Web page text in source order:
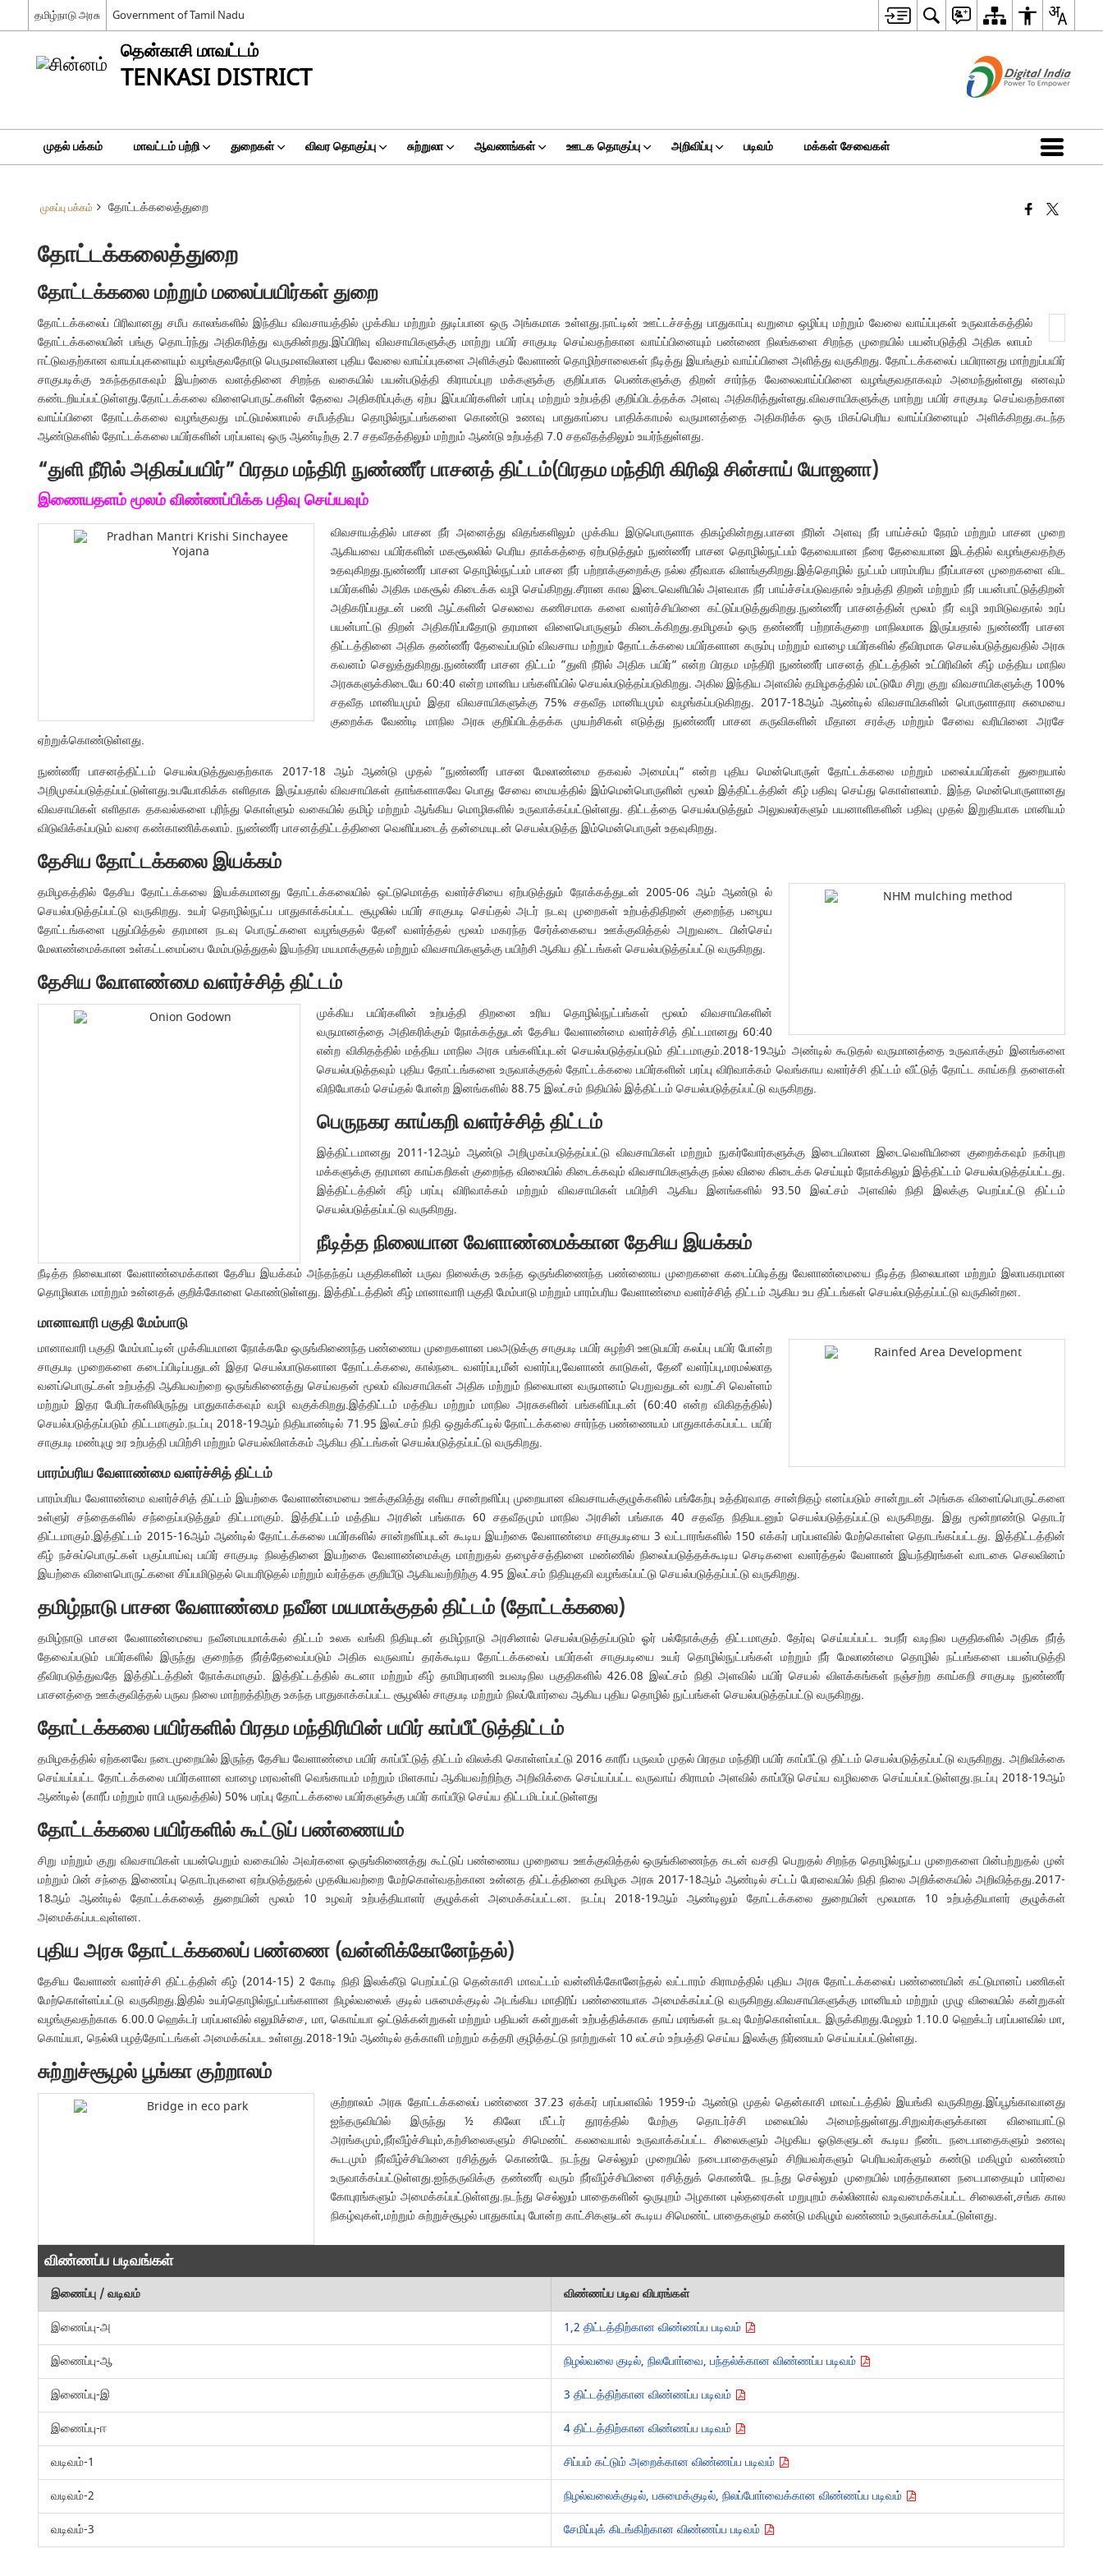
தமிழ்நாடு அரசு Government of Tamil Nadu
தென்காசி மாவட்டம்
TENKASI DISTRICT
முதல் பக்கம் மாவட்டம் பற்றி துறைகள் விவர தொகுப்பு சுற்றுலா ஆவணங்கள் ஊடக தொகுப்பு அறிவிப்பு படிவம் மக்கள் சேவைகள்
முகப்பு பக்கம் தோட்டக்கலைத்துறை
தோட்டக்கலைத்துறை
தோட்டக்கலை மற்றும் மலைப்பயிர்கள் துறை
தோட்டக்கலைப் பிரிவானது சமீப காலங்களில் இந்திய விவசாயத்தில் முக்கிய மற்றும் துடிப்பான ஒரு அங்கமாக உள்ளது.நாட்டின் ஊட்டச்சத்து பாதுகாப்பு வறுமை ஒழிப்பு மற்றும் வேலை வாய்ப்புகள் உருவாக்கத்தில்
தோட்டக்கலையின் பங்கு தொடர்ந்து அதிகரித்து வருகின்றது.இப்பிரிவு விவசாயிகளுக்கு மாற்று பயிர் சாகுபடி செய்வதற்கான வாய்ப்பினையும் பண்ணை நிலங்களை சிறந்த முறையில் பயன்படுத்தி அதிக லாபம்
ஈட்டுவதற்கான வாயப்புகளையும் வழங்குவதோடு பெருமளவிலான புதிய வேலை வாய்ப்புகளை அளிக்கும் வேளாண் தொழிற்சாலைகள் நீடித்து இயங்கும் வாய்ப்பினை அளித்து வருகிறது. தோட்டக்கலைப் பயிரானது மாற்றுப்பயிர்
சாகுபடிக்கு உகந்ததாகவும் இயற்கை வளத்தினை சிறந்த வகையில் பயன்படுத்தி கிராமப்புற மக்களுக்கு குறிப்பாக பெண்களுக்கு திறன் சார்ந்த வேலைவாய்ப்பினை வழங்குவதாகவும் அமைந்துள்ளது எனவும்
கண்டறியப்பட்டுள்ளது.தோட்டக்கலை விளைபொருட்களின் தேவை அதிகரிப்புக்கு ஏற்ப இப்பயிர்களின் பரப்பு மற்றும் உற்பத்தி குறிப்பிடத்தக்க அளவு அதிகரித்துள்ளது.விவசாயிகளுக்கு மாற்று பயிர் சாகுபடி செய்வதற்கான
வாய்ப்பினை தோட்டக்கலை வழங்குவது மட்டுமல்லாமல் சமீபத்திய தொழில்நுட்பங்களை கொண்டு உணவு பாதுகாப்பை பாதிக்காமல் வருமானத்தை அதிகரிக்க ஒரு மிகப்பெரிய வாய்ப்பினையும் அளிக்கிறது.கடந்த
ஆண்டுகளில் தோட்டக்கலை பயிர்களின் பரப்பளவு ஒரு ஆண்டிற்கு 2.7 சதவீதத்திலும் மற்றும் ஆண்டு உற்பத்தி 7.0 சதவீதத்திலும் உயர்ந்துள்ளது.
“துளி நீரில் அதிகப்பயிர்” பிரதம மந்திரி நுண்ணீர் பாசனத் திட்டம்(பிரதம மந்திரி கிரிஷி சின்சாய் யோஜனா)
இணையதளம் மூலம் விண்ணப்பிக்க பதிவு செய்யவும்
விவசாயத்தில் பாசன நீர் அனைத்து விதங்களிலும் முக்கிய இடுபொருளாக திகழ்கின்றது.பாசன நீரின் அளவு நீர் பாய்ச்சும் நேரம் மற்றும் பாசன முறை
ஆகியவை பயிர்களின் மகசூலலில் பெரிய தாக்கத்தை ஏற்படுத்தும் நுண்ணீர் பாசன தொழில்நுட்பம் தேவையான நீரை தேவையான இடத்தில் வழங்குவதற்கு
உதவுகிறது.நுண்ணீர் பாசன தொழில்நுட்பம் பாசன நீர் பற்றாக்குறைக்கு நல்ல தீர்வாக விளங்குகிறது.இத்தொழில் நுட்பம் பாரம்பரிய நீர்ப்பாசன முறைகளை விட
பயிர்களில் அதிக மகசூல் கிடைக்க வழி செய்கிறது.சீரான கால இடைவெளியில் அளவாக நீர் பாய்ச்சப்படுவதால் உற்பத்தி திறன் மற்றும் நீர் பயன்பாட்டுத்திறன்
அதிகரிப்பதுடன் பணி ஆட்களின் செலவை கணிசமாக களை வளர்ச்சியினை கட்டுப்படுத்துகிறது.நுண்ணீர் பாசனத்தின் மூலம் நீர் வழி உரமிடுவதால் உரப்
பயன்பாட்டு திறன் அதிகரிப்பதோடு தரமான விளைபொருளும் கிடைக்கிறது.தமிழகம் ஒரு தண்ணீர் பற்றாக்குறை மாநிலமாக இருப்பதால் நுண்ணீர் பாசன
திட்டத்தினை அதிக தண்ணீர் தேவைப்படும் விவசாய மற்றும் தோட்டக்கலை பயிர்களான கரும்பு மற்றும் வாழை பயிர்களில் தீவிரமாக செயல்படுத்துவதில் அரசு
கவனம் செலுத்துகிறது.நுண்ணீர் பாசன திட்டம் ”துளி நீரில் அதிக பயிர்” என்ற பிரதம மந்திரி நுண்ணீர் பாசனத் திட்டத்தின் உட்பிரிவின் கீழ் மத்திய மாநில
அரசுகளுக்கிடையே 60:40 என்ற மானிய பங்களிப்பில் செயல்படுத்தப்படுகிறது. அகில இந்திய அளவில் தமிழகத்தில் மட்டுமே சிறு குறு விவசாயிகளுக்கு 100%
சதவீத மானியமும் இதர விவசாயிகளுக்கு 75% சதவீத மானியமும் வழங்கப்படுகிறது. 2017-18ஆம் ஆண்டில் விவசாயிகளின் பொருளாதார சுமையை
குறைக்க வேண்டி மாநில அரசு குறிப்பிடத்தக்க முயற்சிகள் எடுத்து நுண்ணீர் பாசன கருவிகளின் மீதான சரக்கு மற்றும் சேவை வரியினை அரசே
ஏற்றுக்கொண்டுள்ளது.
நுண்ணீர் பாசனத்திட்டம் செயல்படுத்துவதற்காக 2017-18 ஆம் ஆண்டு முதல் ”நுண்ணீர் பாசன மேலாண்மை தகவல் அமைப்பு“ என்ற புதிய மென்பொருள் தோட்டக்கலை மற்றும் மலைப்பயிர்கள் துறையால்
அறிமுகப்படுத்தப்பட்டுள்ளது.உபயோகிக்க எளிதாக இருப்பதால் விவசாயிகள் தாங்களாகவே பொது சேவை மையத்தில் இம்மென்பொருளின் மூலம் இத்திட்டத்தின் கீழ் பதிவு செய்து கொள்ளலாம். இந்த மென்பொருளானது
விவசாயிகள் எளிதாக தகவல்களை புரிந்து கொள்ளும் வகையில் தமிழ் மற்றும் ஆங்கிய மொழிகளில் உருவாக்கப்பட்டுள்ளது. திட்டத்தை செயல்படுத்தும் அலுவலர்களும் பயனாளிகளின் பதிவு முதல் இறுதியாக மானியம்
விடுவிக்கப்படும் வரை கண்காணிக்கலாம். நுண்ணீர் பாசனத்திட்டத்தினை வெளிப்படைத் தன்மையுடன் செயல்படுத்த இம்மென்பொருள் உதவுகிறது.
தேசிய தோட்டக்கலை இயக்கம்
தமிழகத்தில் தேசிய தோட்டக்கலை இயக்கமானது தோட்டக்கலையில் ஒட்டுமொத்த வளர்ச்சியை ஏற்படுத்தும் நோக்கத்துடன் 2005-06 ஆம் ஆண்டு ல்
செயல்படுத்தப்பட்டு வருகிறது. உயர் தொழில்நுட்ப பாதுகாக்கப்பட்ட சூழலில் பயிர் சாகுபடி செய்தல் அடர் நடவு முறைகள் உற்பத்திதிறன் குறைந்த பழைய
தோட்டங்களை புதுப்பித்தல் தரமான நடவு பொருட்களை வழங்குதல் தேனீ வளர்த்தல் மூலம் மகரந்த சேர்க்கையை ஊக்குவித்தல் அறுவடை பின்செய்
மேலாண்மைக்கான உள்கட்டமைப்பை மேம்படுத்துதல் இயந்திர மயமாக்குதல் மற்றும் விவசாயிகளுக்கு பயிற்சி ஆகிய திட்டங்கள் செயல்படுத்தப்பட்டு வருகிறது.
தேசிய வோளண்மை வளர்ச்சித் திட்டம்
முக்கிய பயிர்களின் உற்பத்தி திறனை உரிய தொழில்நுட்பங்கள் மூலம் விவசாயிகளின்
வருமானத்தை அதிகரிக்கும் நோக்கத்துடன் தேசிய வேளாண்மை வளர்ச்சித் திட்டமானது 60:40
என்ற விகிதத்தில் மத்திய மாநில அரசு பங்களிப்புடன் செயல்படுத்தப்படும் திட்டமாகும்.2018-19ஆம் அண்டில் கூடுதல் வருமானத்தை உருவாக்கும் இனங்களை
செயல்படுத்தவும் புதிய தோட்டங்களை உருவாக்குதல் தோட்டக்கலை பயிர்களின் பரப்பு விரிவாக்கம் வெங்காய வளர்ச்சி திட்டம் வீட்டுத் தோட்ட காய்கறி தளைகள்
விநியோகம் செய்தல் போன்ற இனங்களில் 88.75 இலட்சம் நிதியில் இத்திட்டம் செயல்படுத்தப்பட்டு வருகிறது.
பெருநகர காய்கறி வளர்ச்சித் திட்டம்
இத்திட்டமானது 2011-12ஆம் ஆண்டு அறிமுகப்படுத்தப்பட்டு விவசாயிகள் மற்றும் நுகர்வோர்களுக்கு இடையிலான இடைவெளியினை குறைக்கவும் நகர்புற
மக்களுக்கு தரமான காய்கறிகள் குறைந்த விலையில் கிடைக்கவும் விவசாயிகளுக்கு நல்ல விலை கிடைக்க செய்யும் நோக்கிலும் இத்திட்டம் செயல்படுத்தப்பட்டது.
இத்திட்டத்தின் கீழ் பரப்பு விரிவாக்கம் மற்றும் விவசாயிகள் பயிற்சி ஆகிய இனங்களில் 93.50 இலட்சம் அளவில் நிதி இலக்கு பெறப்பட்டு திட்டம்
செயல்படுத்தப்பட்டு வருகிறது.
நீடித்த நிலையான வேளாண்மைக்கான தேசிய இயக்கம்
நீடித்த நிலையான வேளாண்மைக்கான தேசிய இயக்கம் அந்தந்தப் பகுதிகளின் பருவ நிலைக்கு உகந்த ஒருங்கிணைந்த பண்ணைய முறைகளை கடைப்பிடித்து வேளாண்மையை நீடித்த நிலையான மற்றும் இலாபகரமான
தொழிலாக மாற்றும் உன்னதக் குறிக்கோளை கொண்டுள்ளது. இத்திட்டத்தின் கீழ் மானாவாரி பகுதி மேம்பாடு மற்றும் பாரம்பரிய வேளாண்மை வளர்ச்சித் திட்டம் ஆகிய உப திட்டங்கள் செயல்படுத்தப்பட்டு வருகின்றன.
மானாவாரி பகுதி மேம்பாடு
மானாவாரி பகுதி மேம்பாட்டின் முக்கியமான நோக்கமே ஒருங்கிணைந்த பண்ணைய முறைகளான பலஅடுக்கு சாகுபடி பயிர் சுழற்சி ஊடுபயிர் கலப்பு பயிர் போன்ற
சாகுபடி முறைகளை கடைப்பிடிப்பதுடன் இதர செயல்பாடுகளான தோட்டக்கலை, கால்நடை வளர்ப்பு,மீன் வளர்ப்பு,வேளாண் காடுகள், தேனீ வளர்ப்பு,மரமல்லாத
வனப்பொருட்கள் உற்பத்தி ஆகியவற்றை ஒருங்கிணைத்து செய்வதன் மூலம் விவசாயிகள் அதிக மற்றும் நிலையான வருமானம் பெறுவதுடன் வறட்சி வெள்ளம்
மற்றும் இதர பேரிடர்களிலிருந்து பாதுகாக்கவும் வழி வகுக்கிறது.இத்திட்டம் மத்திய மற்றும் மாநில அரசுகளின் பங்களிப்புடன் (60:40 என்ற விகிதத்தில்)
செயல்படுத்தப்படும் திட்டமாகும்.நடப்பு 2018-19ஆம் நிதியாண்டில் 71.95 இலட்சம் நிதி ஒதுக்கீட்டில் தோட்டக்கலை சார்ந்த பண்ணையம் பாதுகாக்கப்பட்ட பயிர்
சாகுபடி மண்புழு உர உற்பத்தி பயிற்சி மற்றும் செயல்விளக்கம் ஆகிய திட்டங்கள் செயல்படுத்தப்பட்டு வருகிறது.
பாரம்பரிய வேளாண்மை வளர்ச்சித் திட்டம்
பாரம்பரிய வேளாண்மை வளர்ச்சித் திட்டம் இயற்கை வேளாண்மையை ஊக்குவித்து எளிய சான்றளிப்பு முறையான விவசாயக்குழுக்களில் பங்கேற்பு உத்திரவாத சான்றிதழ் எனப்படும் சான்றுடன் அங்கக விளைப்பொருட்களை
உள்ளுர் சந்தைகளில் சந்தைப்படுத்தும் திட்டமாகும். இத்திட்டம் மத்திய அரசின் பங்காக 60 சதவீதமும் மாநில அரசின் பங்காக 40 சதவீத நிதியடனும் செயல்படுத்தப்பட்டு வருகிறது. இது மூன்றாண்டு தொடர்
திட்டமாகும்.இத்திட்டம் 2015-16ஆம் ஆண்டில் தோட்டக்கலை பயிர்களில் சான்றளிப்புடன் கூடிய இயற்கை வேளாண்மை சாகுபடியை 3 வட்டாரங்களில் 150 எக்கர் பரப்பளவில் மேற்கொள்ள தொடங்கப்பட்டது. இத்திட்டத்தின்
கீழ் நச்சுப்பொருட்கள் பகுப்பாய்வு பயிர் சாகுபடி நிலத்தினை இயற்கை வேளாண்மைக்கு மாற்றுதல் தழைச்சத்தினை மண்ணில் நிலைப்படுத்தக்கூடிய செடிகளை வளர்த்தல் வேளாண் இயந்திரங்கள் வாடகை செலவினம்
இயற்கை விளைபொருட்களை சிப்பமிடுதல் பெயரிடுதல் மற்றும் வர்த்தக குறியீடு ஆகியவற்றிற்கு 4.95 இலட்சம் நிதியுதவி வழங்கப்பட்டு செயல்படுத்தப்பட்டு வருகிறது.
தமிழ்நாடு பாசன வேளாண்மை நவீன மயமாக்குதல் திட்டம் (தோட்டக்கலை)
தமிழ்நாடு பாசன வேளாண்மையை நவீனமயமாக்கல் திட்டம் உலக வங்கி நிதியுடன் தமிழ்நாடு அரசினால் செயல்படுத்தப்படும் ஓர் பல்நோக்குத் திட்டமாகும். தேர்வு செய்யப்பட்ட உபநீர் வடிநில பகுதிகளில் அதிக நீர்த்
தேவைப்படும் பயிர்களில் இருந்து குறைந்த நீர்த்தேவைப்படும் அதிக வருவாய் தரக்கூடிய தோட்டக்கலைப் பயிர்கள் சாகுபடியை உயர் தொழில்நுட்பங்கள் மற்றும் நீர் மேலாண்மை தொழில் நட்பங்களை பயன்படுத்தி
தீவிரபடுத்துவதே இத்திட்டத்தின் நோக்கமாகும். இத்திட்டத்தில் கடனா மற்றும் கீழ் தாமிரபரணி உபவடிநில பகுதிகளில் 426.08 இலட்சம் நிதி அளவில் பயிர் செயல் விளக்கங்கள் நஞ்சற்ற காய்கறி சாகுபடி நுண்ணீர்
பாசனத்தை ஊக்குவித்தல் பருவ நிலை மாற்றத்திற்கு உகந்த பாதுகாக்கப்பட்ட சூழலில் சாகுபடி மற்றும் நிலப்போர்வை ஆகிய புதிய தொழில் நுட்பங்கள் செயல்படுத்தப்பட்டு வருகிறது.
தோட்டக்கலை பயிர்களில் பிரதம மந்திரியின் பயிர் காப்பீட்டுத்திட்டம்
தமிழகத்தில் ஏற்கனவே நடைமுறையில் இருந்த தேசிய வேளாண்மை பயிர் காப்பீட்டுத் திட்டம் விலக்கி கொள்ளப்பட்டு 2016 காரீப் பருவம் முதல் பிரதம மந்திரி பயிர் காப்பீட்டு திட்டம் செயல்படுத்தப்பட்டு வருகிறது. அறிவிக்கை
செய்யப்பட்ட தோட்டக்கலை பயிர்களான வாழை மரவள்ளி வெங்காயம் மற்றும் மிளகாய் ஆகியவற்றிற்கு அறிவிக்கை செய்யப்பட்ட வருவாய் கிராமம் அளவில் காப்பீடு செய்ய வழிவகை செய்யப்பட்டுள்ளது.நடப்பு 2018-19ஆம்
ஆண்டில் (காரீப் மற்றும் ராபி பருவத்தில்) 50% பரப்பு தோட்டக்கலை பயிர்களுக்கு பயிர் காப்பீடு செய்ய திட்டமிடப்பட்டுள்ளது
தோட்டக்கலை பயிர்களில் கூட்டுப் பண்ணையம்
சிறு மற்றும் குறு விவசாயிகள் பயன்பெறும் வகையில் அவர்களை ஒருங்கிணைத்து கூட்டுப் பண்ணைய முறையை ஊக்குவித்தல் ஒருங்கிணைந்த கடன் வசதி பெறுதல் சிறந்த தொழில்நுட்ப முறைகளை பின்பற்றுதல் முன்
மற்றும் பின் சந்தை இணைப்பு தொடர்புகளை ஏற்படுத்துதல் முதலியவற்றை மேற்கொள்வதற்கான உன்னத திட்டத்தினை தமிழக அரசு 2017-18ஆம் ஆண்டில் சட்டப் பேரவையில் நிதி நிலை அறிக்கையில் அறிவித்தது.2017-
18ஆம் ஆண்டில் தோட்டக்கலைத் துறையின் மூலம் 10 உழவர் உற்பத்தியாளர் குழுக்கள் அமைக்கப்பட்டன. நடப்பு 2018-19ஆம் ஆண்டிலும் தோட்டக்கலை துறையின் மூலமாக 10 உற்பத்தியாளர் குழுக்கள்
அமைக்கப்படவுள்ளன.
புதிய அரசு தோட்டக்கலைப் பண்ணை (வன்னிக்கோனேந்தல்)
தேசிய வேளாண் வளர்ச்சி திட்டத்தின் கீழ் (2014-15) 2 கோடி நிதி இலக்கீடு பெறப்பட்டு தென்காசி மாவட்டம் வன்னிக்கோனேந்தல் வட்டாரம் கிராமத்தில் புதிய அரசு தோட்டக்கலைப் பண்ணையின் கட்டுமானப் பணிகள்
மேற்கொள்ளப்பட்டு வருகிறது.இதில் உயர்தொழில்நுட்பங்களான நிழல்வலைக் குடில் பசுமைக்குடில் அடங்கிய மாதிரிப் பண்ணையாக அமைக்கப்பட்டு வருகிறது.விவசாயிகளுக்கு மானியம் மற்றும் முழு விலையில் கன்றுகள்
வழங்குவதற்காக 6.00.0 ஹெக்டர் பரப்பளவில் எலுமிச்சை, மா, கொய்யா ஒட்டுக்கன்றுகள் மற்றும் பதியன் கன்றுகள் உற்பத்திக்காக தாய் மரங்கள் நடவு மேற்கொள்ளப்பட இருக்கிறது.மேலும் 1.10.0 ஹெக்டர் பரப்பளவில் மா,
கொய்யா, நெல்லி பழத்தோட்டங்கள் அமைக்கப்பட உள்ளது.2018-19ம் ஆண்டில் தக்காளி மற்றும் கத்தரி குழித்தட்டு நாற்றுகள் 10 லட்சம் உற்பத்தி செய்ய இலக்கு நிர்ணயம் செய்யப்பட்டுள்ளது.
சுற்றுச்சூழல் பூங்கா குற்றாலம்
குற்றாலம் அரசு தோட்டக்கலைப் பண்ணை 37.23 ஏக்கர் பரப்பளவில் 1959-ம் ஆண்டு முதல் தென்காசி மாவட்டத்தில் இயங்கி வருகிறது.இப்பூங்காவானது
ஐந்தருவியில் இருந்து ½ கிலோ மீட்டர் தூரத்தில் மேற்கு தொடர்ச்சி மலையில் அமைந்துள்ளது.சிறுவர்களுக்கான விளையாட்டு
அரங்கமும்,நீர்வீழ்ச்சியும்,கற்சிலைகளும் சிமெண்ட் கலவையால் உருவாக்கப்பட்ட சிலைகளும் அழகிய ஓடுகளுடன் கூடிய நீண்ட நடைபாதைகளும் உணவு
கூடமும் நீர்வீழ்ச்சியினை ரசித்துக் கொண்டே நடந்து செல்லும் முறையில் நடைபாதைகளும் சிறியவர்களும் பெரியவர்களும் கண்டு மகிழும் வண்ணம்
உருவாக்கப்பட்டுள்ளது.ஐந்தருவிக்கு தண்ணீர் வரும் நீர்வீழ்ச்சியினை ரசித்துக் கொண்டே நடந்து செல்லும் முறையில் மரத்தாலான நடைபாதையும் பார்வை
கோபுரங்களும் அமைக்கப்பட்டுள்ளது.நடந்து செல்லும் பாதைகளின் ஒருபுறம் அழகான புல்தரைகள் மறுபுறம் கல்லினால் வடிவமைக்கப்பட்ட சிலைகள்,சங்க கால
நிகழ்வுகள்,மற்றும் சுற்றுச்சூழல் பாதுகாப்பு போன்ற காட்சிகளுடன் கூடிய சிமெண்ட் பாதைகளும் கண்டு மகிழும் வண்ணம் உருவாக்கப்பட்டுள்ளது.
விண்ணப்ப படிவங்கள்
இணைப்பு / வடிவம்
விண்ணப்ப படிவ விபரங்கள்
இணைப்பு-அ
1,2 திட்டத்திற்கான விண்ணப்ப படிவம்
இணைப்பு-ஆ
நிழல்வலை குடில், நிலபோா்வை, பந்தல்க்கான விண்ணப்ப படிவம்
இணைப்பு-இ
3 திட்டத்திற்கான விண்ணப்ப படிவம்
இணைப்பு-ஈ
4 திட்டத்திற்கான விண்ணப்ப படிவம்
வடிவம்-1
சிப்பம் கட்டும் அறைக்கான விண்ணப்ப படிவம்
வடிவம்-2
நிழல்வலைக்குடில், பசுமைக்குடில், நிலப்போா்வைக்கான விண்ணப்ப படிவம்
வடிவம்-3
சேமிப்புக் கிடங்கிற்கான விண்ணப்ப படிவம்